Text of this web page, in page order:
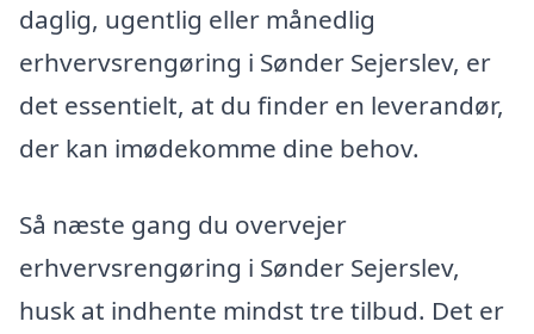
daglig, ugentlig eller månedlig
erhvervsrengøring i Sønder Sejerslev, er
det essentielt, at du finder en leverandør,
der kan imødekomme dine behov.
Så næste gang du overvejer
erhvervsrengøring i Sønder Sejerslev,
husk at indhente mindst tre tilbud. Det er